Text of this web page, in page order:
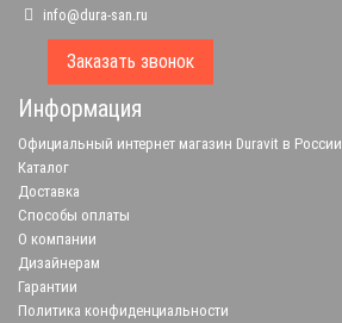
info@dura-san.ru
Заказать звонок
Информация
Официальный интернет магазин Duravit в России
Каталог
Доставка
Способы оплаты
О компании
Дизайнерам
Гарантии
Политика конфиденциальности